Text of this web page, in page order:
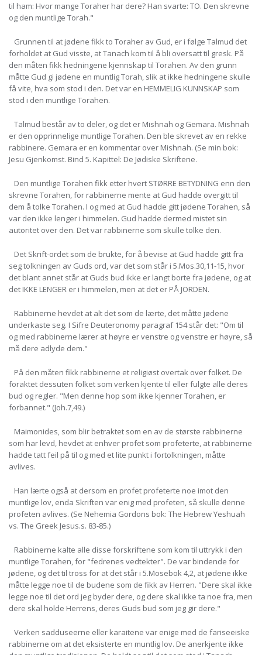
til ham: Hvor mange Toraher har dere? Han svarte: TO. Den skrevne
og den muntlige Torah."
Grunnen til at jødene fikk to Toraher av Gud, er i følge Talmud det
forholdet at Gud visste, at Tanach kom til å bli oversatt til gresk. På
den måten fikk hedningene kjennskap til Torahen. Av den grunn
måtte Gud gi jødene en muntlig Torah, slik at ikke hedningene skulle
få vite, hva som stod i den. Det var en HEMMELIG KUNNSKAP som
stod i den muntlige Torahen.
Talmud består av to deler, og det er Mishnah og Gemara. Mishnah
er den opprinnelige muntlige Torahen. Den ble skrevet av en rekke
rabbinere. Gemara er en kommentar over Mishnah. (Se min bok:
Jesu Gjenkomst. Bind 5. Kapittel: De Jødiske Skriftene.
Den muntlige Torahen fikk etter hvert STØRRE BETYDNING enn den
skrevne Torahen, for rabbinerne mente at Gud hadde overgitt til
dem å tolke Torahen. I og med at Gud hadde gitt jødene Torahen, så
var den ikke lenger i himmelen. Gud hadde dermed mistet sin
autoritet over den. Det var rabbinerne som skulle tolke den.
Det Skrift-ordet som de brukte, for å bevise at Gud hadde gitt fra
seg tolkningen av Guds ord, var det som står i 5.Mos.30,11-15, hvor
det blant annet står at Guds bud ikke er langt borte fra jødene, og at
det IKKE LENGER er i himmelen, men at det er PÅ JORDEN.
Rabbinerne hevdet at alt det som de lærte, det måtte jødene
underkaste seg. I Sifre Deuteronomy paragraf 154 står det: "Om til
og med rabbinerne lærer at høyre er venstre og venstre er høyre, så
må dere adlyde dem."
På den måten fikk rabbinerne et religiøst overtak over folket. De
foraktet dessuten folket som verken kjente til eller fulgte alle deres
bud og regler. "Men denne hop som ikke kjenner Torahen, er
forbannet." (Joh.7,49.)
Maimonides, som blir betraktet som en av de største rabbinerne
som har levd, hevdet at enhver profet som profeterte, at rabbinerne
hadde tatt feil på til og med et lite punkt i fortolkningen, måtte
avlives.
Han lærte også at dersom en profet profeterte noe imot den
muntlige lov, enda Skriften var enig med profeten, så skulle denne
profeten avlives. (Se Nehemia Gordons bok: The Hebrew Yeshuah
vs. The Greek Jesus.s. 83-85.)
Rabbinerne kalte alle disse forskriftene som kom til uttrykk i den
muntlige Torahen, for "fedrenes vedtekter". De var bindende for
jødene, og det til tross for at det står i 5.Mosebok 4,2, at jødene ikke
måtte legge noe til de budene som de fikk av Herren. "Dere skal ikke
legge noe til det ord jeg byder dere, og dere skal ikke ta noe fra, men
dere skal holde Herrens, deres Guds bud som jeg gir dere."
Verken sadduseerne eller karaitene var enige med de fariseeiske
rabbinerne om at det eksisterte en muntlig lov. De anerkjente ikke